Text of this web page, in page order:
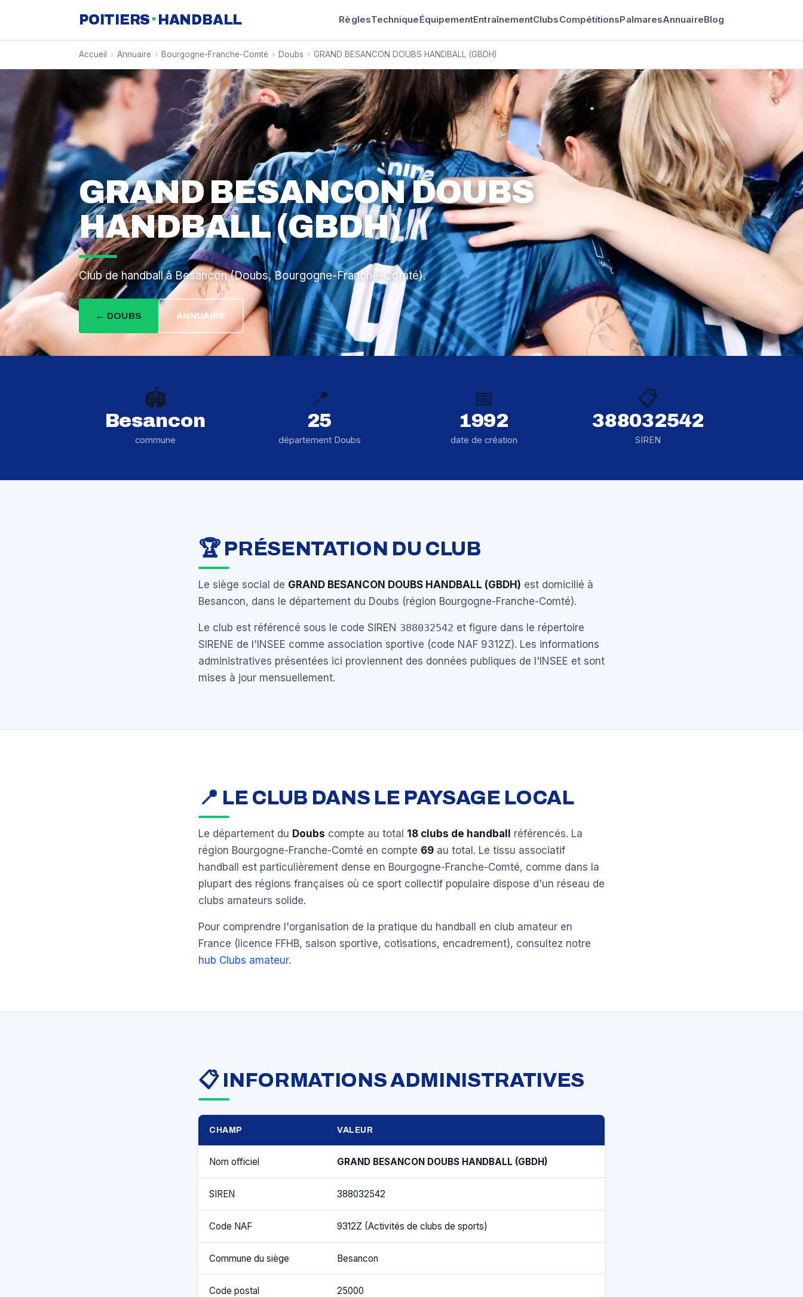
POITIERS · HANDBALL RèglesTechniqueÉquipementEntraînementClubsCompétitionsPalmaresAnnuaireBlog
Accueil › Annuaire › Bourgogne-Franche-Comté › Doubs › GRAND BESANCON DOUBS HANDBALL (GBDH)
GRAND BESANCON DOUBS
HANDBALL (GBDH)
Club de handball à Besancon (Doubs, Bourgogne-Franche-Comté).
← DOUBS ANNUAIRE
🏟️
Besancon
commune
📍
25
département Doubs
📅
1992
date de création
📋
388032542
SIREN
🏆 PRÉSENTATION DU CLUB
Le siège social de GRAND BESANCON DOUBS HANDBALL (GBDH) est domicilié à
Besancon, dans le département du Doubs (région Bourgogne-Franche-Comté).
Le club est référencé sous le code SIREN 388032542 et figure dans le répertoire
SIRENE de l'INSEE comme association sportive (code NAF 9312Z). Les informations
administratives présentées ici proviennent des données publiques de l'INSEE et sont
mises à jour mensuellement.
📍 LE CLUB DANS LE PAYSAGE LOCAL
Le département du Doubs compte au total 18 clubs de handball
référencés. La
région Bourgogne-Franche-Comté en compte 69 au total. Le tissu associatif
handball est particulièrement dense en Bourgogne-Franche-Comté, comme dans la
plupart des régions françaises où ce sport collectif populaire dispose d'un réseau de
clubs amateurs solide.
Pour comprendre l'organisation de la pratique du handball en club amateur en
France (licence FFHB, saison sportive, cotisations, encadrement), consultez notre
hub Clubs amateur.
📋 INFORMATIONS ADMINISTRATIVES
CHAMP VALEUR
Nom officiel GRAND BESANCON DOUBS HANDBALL (GBDH)
SIREN 388032542
Code NAF 9312Z (Activités de clubs de sports)
Commune du siège Besancon
Code postal 25000